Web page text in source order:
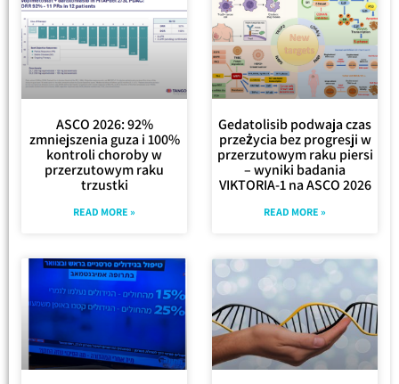
ASCO 2026: 92%
zmniejszenia guza i 100%
kontroli choroby w
przerzutowym raku
trzustki
READ MORE »
Gedatolisib podwaja czas
przeżycia bez progresji w
przerzutowym raku piersi
– wyniki badania
VIKTORIA-1 na ASCO 2026
READ MORE »